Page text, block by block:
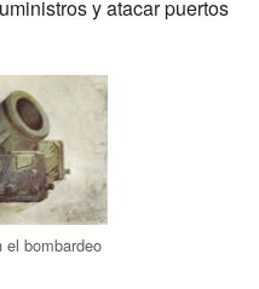
y atacar puertos
el bombardeo